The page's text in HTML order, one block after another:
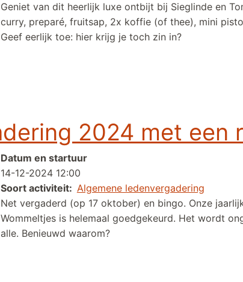
Geniet van dit heerlijk luxe ontbijt bij Sieglinde en
curry, preparé, fruitsap, 2x koffie (of thee), mini
Geef eerlijk toe: hier krijg je toch zin in?
optioneel fietsen
2024 met een
Datum en startuur
14-12-2024 12:00
Soort activiteit
Algemene ledenvergadering
Net vergaderd (op 17 oktober) en bingo. Onze
Wommeltjes is helemaal goedgekeurd. Het wordt
alle. Benieuwd waarom?